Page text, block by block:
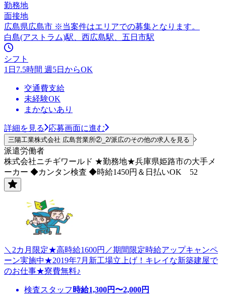
勤務地
面接地
広島県広島市 ※当案件はエリアでの募集となります。
白島(アストラム)駅、西広島駅、五日市駅
シフト
1日7.5時間 週5日からOK
交通費支給
未経験OK
まかないあり
詳細を見る 応募画面に進む
三陽工業株式会社 広島営業所②_2/派広のその他の求人を見る
派遣労働者
株式会社ニチギワールド ★勤務地★兵庫県姫路市の大手メ
ーカー ◆カンタン検査 ◆時給1450円＆日払いOK 52
＼2カ月限定★高時給1600円／期間限定時給アップキャンペ
ーン実施中★2019年7月新工場立上げ！キレイな新築建屋で
のお仕事★寮費無料♪
検査スタッフ 時給1,300円〜2,000円